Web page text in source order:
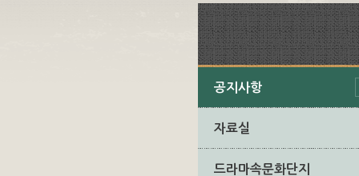
공지사항
자료실
드라마속문화단지